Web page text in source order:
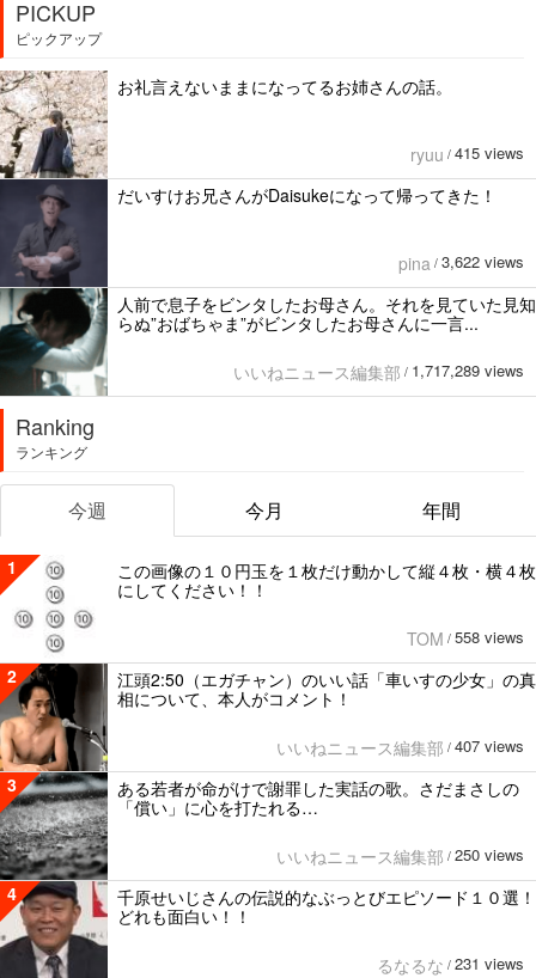
PICKUP
ピックアップ
お礼言えないままになってるお姉さんの話。
ryuu / 415 views
だいすけお兄さんがDaisukeになって帰ってきた！
pina / 3,622 views
人前で息子をビンタしたお母さん。それを見ていた見知
らぬ”おばちゃま”がビンタしたお母さんに一言...
いいねニュース編集部 / 1,717,289 views
Ranking
ランキング
今週 今月 年間
1
この画像の１０円玉を１枚だけ動かして縦４枚・横４枚
にしてください！！
TOM / 558 views
2
江頭2:50（エガチャン）のいい話「車いすの少女」の真
相について、本人がコメント！
いいねニュース編集部 / 407 views
3
ある若者が命がけで謝罪した実話の歌。さだまさしの
「償い」に心を打たれる…
いいねニュース編集部 / 250 views
4
千原せいじさんの伝説的なぶっとびエピソード１０選！
どれも面白い！！
るなるな / 231 views